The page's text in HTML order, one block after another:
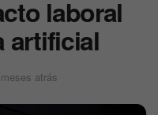
laboral
artificial
atrás